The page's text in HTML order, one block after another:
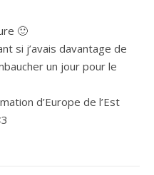
🙂
si j’avais davantage de
un jour pour le
d’Europe de l’Est